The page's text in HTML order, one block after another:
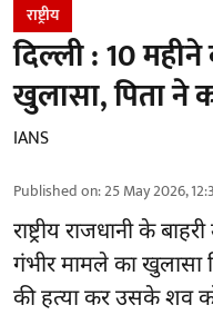
राष्ट्रीय
दिल्ली : 10
खुलासा, पिता ने
IANS
Published on:25 May 2026,
राष्ट्रीय राजधानी के
गंभीर मामले का खुलासा
की हत्या कर उसके शव